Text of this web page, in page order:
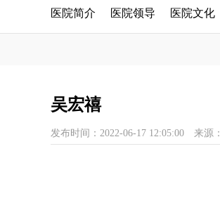
医院简介 医院领导 医院文化
吴宏禧
发布时间：2022-06-17 12:05:00 来源：